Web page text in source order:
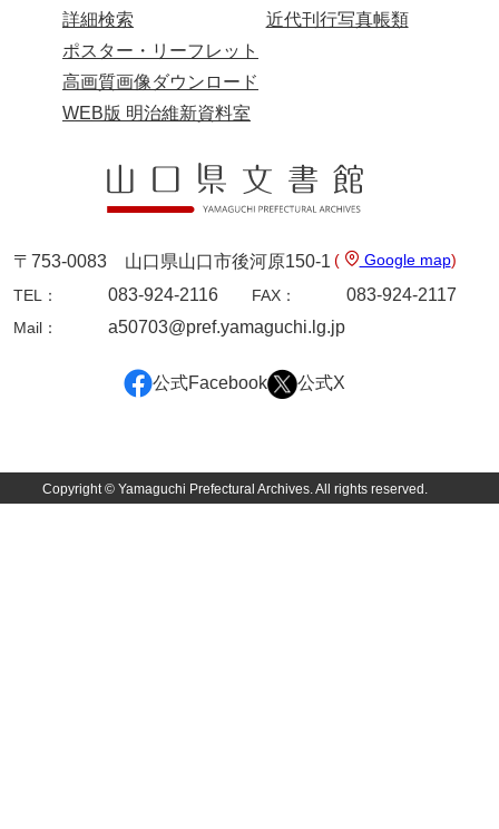
県庁伝来旧藩記録
山口小郡宰判記録
三卿伝史料
特定歴史公文書
行政資料
諸家文書
詳細検索
近代刊行写真帳類
ポスター・リーフレット
高画質画像ダウンロード
WEB版 明治維新資料室
〒753-0083 山口県山口市後河原150-1 ( Google map)
TEL：
083-924-2116 FAX： 083-924-2117
Mail： a50703@pref.yamaguchi.lg.jp
公式Facebook 公式X
Copyright © Yamaguchi Prefectural Archives. All rights reserved.